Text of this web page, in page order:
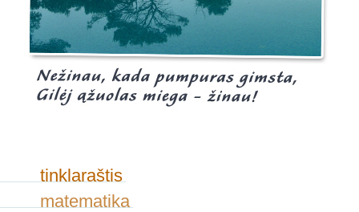
tinklaraštis
matematika